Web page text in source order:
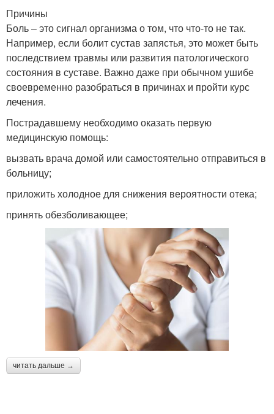
Причины
Боль – это сигнал организма о том, что что-то не так.
Например, если болит сустав запястья, это может быть
последствием травмы или развития патологического
состояния в суставе. Важно даже при обычном ушибе
своевременно разобраться в причинах и пройти курс
лечения.
Пострадавшему необходимо оказать первую
медицинскую помощь:
вызвать врача домой или самостоятельно отправиться в
больницу;
приложить холодное для снижения вероятности отека;
принять обезболивающее;
читать дальше →